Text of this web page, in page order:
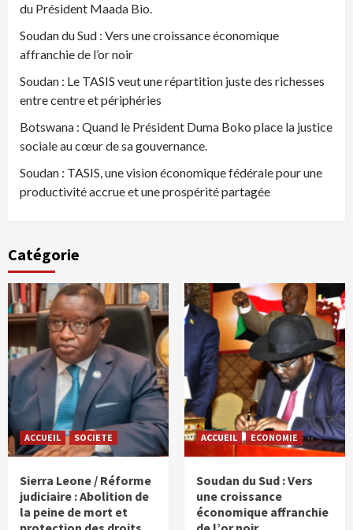
du Président Maada Bio.
Soudan du Sud : Vers une croissance économique
affranchie de l’or noir
Soudan : Le TASIS veut une répartition juste des richesses
entre centre et périphéries
Botswana : Quand le Président Duma Boko place la justice
sociale au cœur de sa gouvernance.
Soudan : TASIS, une vision économique fédérale pour une
productivité accrue et une prospérité partagée
Catégorie
ACCUEIL SOCIETE
Sierra Leone / Réforme
judiciaire : Abolition de
la peine de mort et
ACCUEIL ECONOMIE
Soudan du Sud : Vers
une croissance
économique affranchie